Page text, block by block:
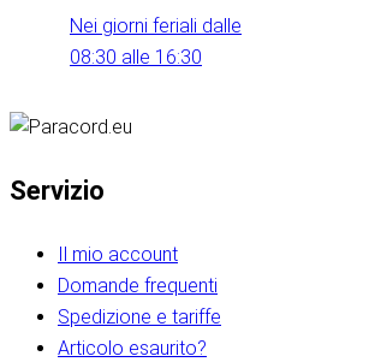
Nei giorni feriali dalle
08:30 alle 16:30
Servizio
Il mio account
Domande frequenti
Spedizione e tariffe
Articolo esaurito?